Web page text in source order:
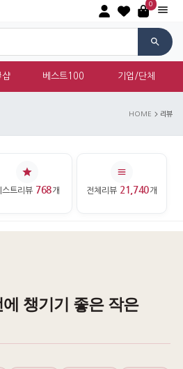
0
샵 베스트100 기업/단체
HOME 리뷰
스트리뷰 768개 전체리뷰 21,740개
챙기기 좋은 작은